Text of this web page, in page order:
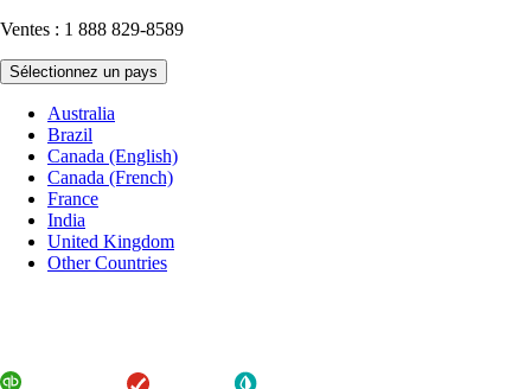
Ventes : 1 888 829-8589
Sélectionnez un pays
Australia
Brazil
Canada (English)
Canada (French)
France
India
United Kingdom
Other Countries